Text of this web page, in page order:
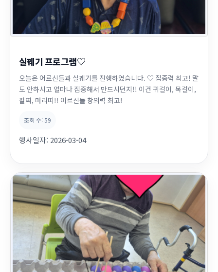
실꿰기 프로그램♡
오늘은 어르신들과 실꿰기를 진행하였습니다. ♡ 집중력 최고! 말
도 안하시고 얼마나 집중해서 만드시던지!! 이건 귀걸이, 목걸이,
팔찌, 머리띠!! 어르신들 창의력 최고!
조회 수:59
행사일자: 2026-03-04